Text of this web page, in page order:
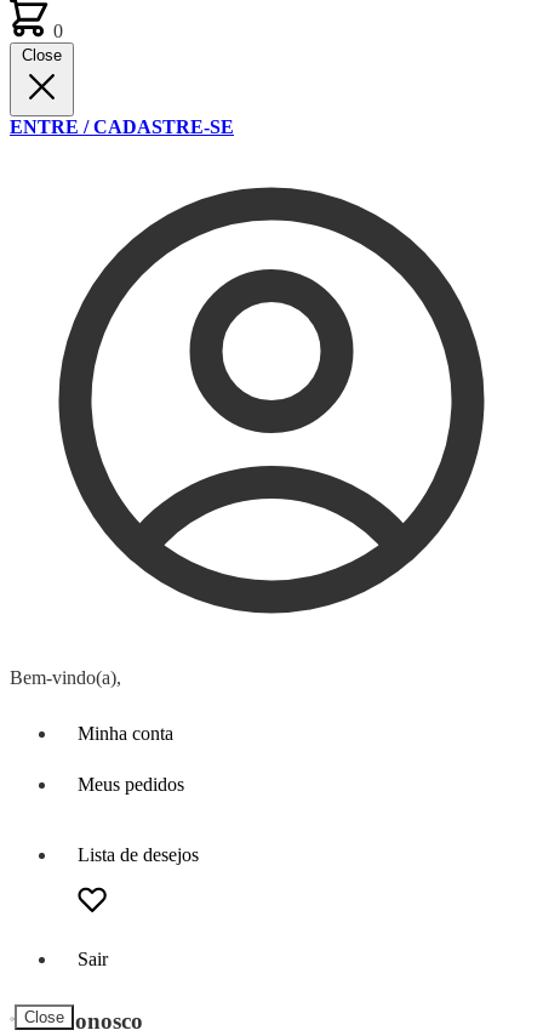
0
Close
ENTRE / CADASTRE-SE
Bem-vindo(a),
Minha conta
Meus pedidos
Lista de desejos
Sair
Close
Fale Conosco